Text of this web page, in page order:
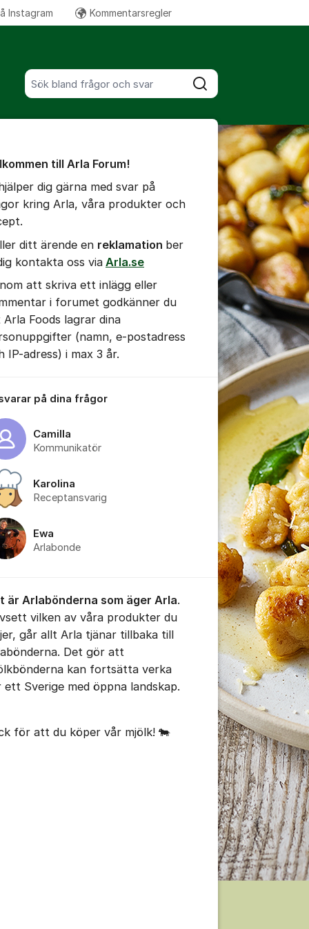
Sök bland alla inlägg
Sök
Instagram KommentarsreglerFler supportlänkar
för inlägg/kommentar
för inlägg/kommentar
för inlägg/kommentar
till Arla Forum!
dig gärna med svar på
kring Arla, våra produkter och
ditt ärende en reklamation ber
kontakta oss via Arla.se
att skriva ett inlägg eller
i forumet godkänner du
Foods lagrar dina
(namn, e-postadress
IP-adress) i max 3 år.
på dina frågor
Camilla
Kommunikatör
Karolina
Receptansvarig
Ewa
Arlabonde
är Arlabönderna som äger Arla.
vilken av våra produkter du
går allt Arla tjänar tillbaka till
Det gör att
kan fortsätta verka
ett Sverige med öppna landskap.
för att du köper vår mjölk! 🐄